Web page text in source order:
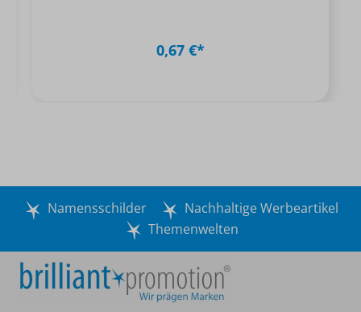
0,67 €*
Namensschilder
Nachhaltige Werbeartikel
Themenwelten